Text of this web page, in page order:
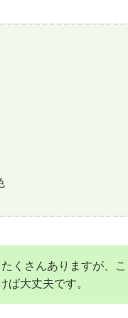
くさんありますが、
ば大丈夫です。